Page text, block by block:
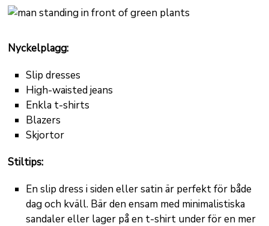
Nyckelplagg:
Slip dresses
High-waisted jeans
Enkla t-shirts
Blazers
Skjortor
Stiltips:
En slip dress i siden eller satin är perfekt för både
dag och kväll. Bär den ensam med minimalistiska
sandaler eller lager på en t-shirt under för en mer